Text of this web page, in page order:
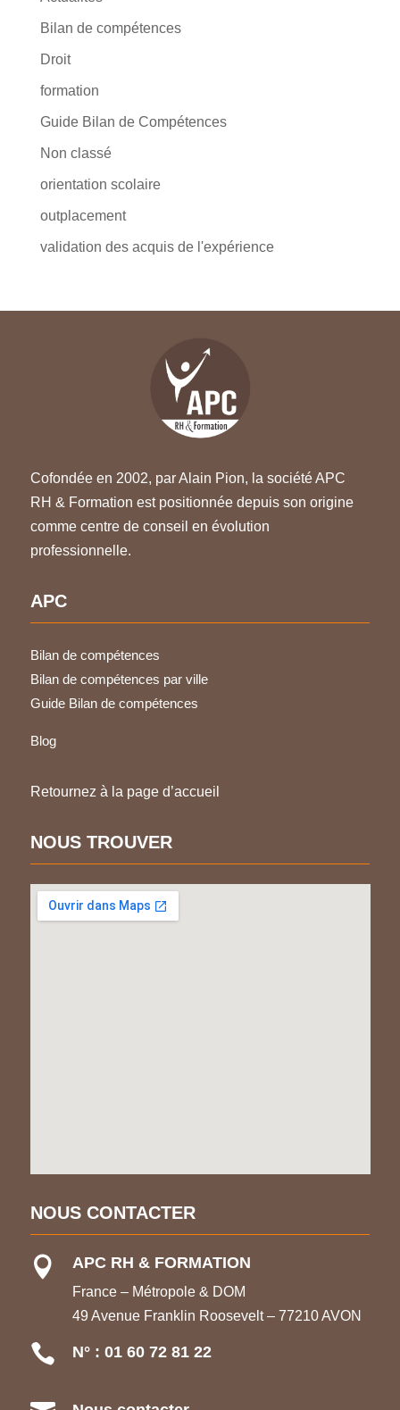
Bilan de compétences
Droit
formation
Guide Bilan de Compétences
Non classé
orientation scolaire
outplacement
validation des acquis de l'expérience
Cofondée en 2002, par Alain Pion, la société APC
RH & Formation est positionnée depuis son origine
comme centre de conseil en évolution
professionnelle.
APC
Bilan de compétences
Bilan de compétences par ville
Guide Bilan de compétences
Blog
Retournez à la page d’accueil
NOUS TROUVER
NOUS CONTACTER
 APC RH & FORMATION
France – Métropole & DOM
49 Avenue Franklin Roosevelt – 77210 AVON
 N° : 01 60 72 81 22